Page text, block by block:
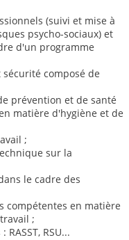
(suivi et mise à
psycho-sociaux) et
d'un programme
composé de
prévention et de santé
matière d'hygiène et de
;
sur la
le cadre des
compétentes en matière
;
RSU...